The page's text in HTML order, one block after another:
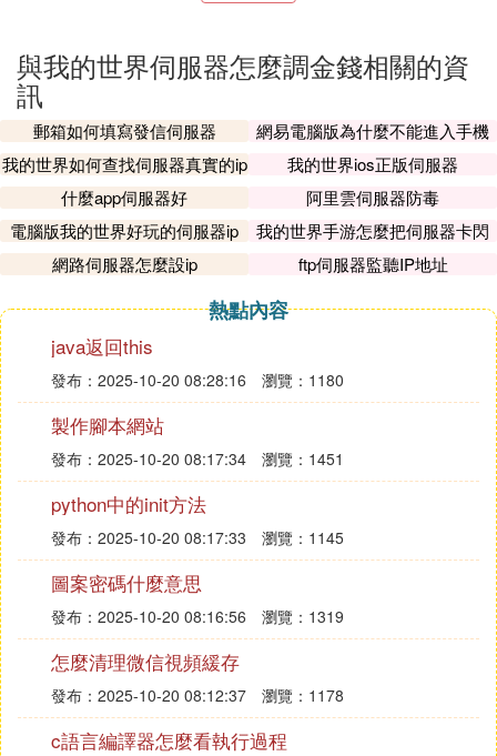
o-Board，現在最新版名字為InfoBoardReborn。
它的用法需要一些變數實現
'&5當前等級:&f<level>'
'&5當前生命:&f<health>'
'&5你的金錢:&f<money>'
'&5你的點卷:&f<playerpoints>'
'&5最大生命:&f<maxhealth>'
'&5你的延遲:&f<ping>'
'&5家的數量:&f<esshomes>'
'&5所在的租:&f<rank>'
金錢變數就是<money>
『捌』 我的世界在伺服器里怎麼刷游戲
幣，
modify money 9999999999 為目標(或自己) 增加#銅
一般能用，但是有些端不能直接加錢，那麼就拿一個
價格的物品來賣，多刷幾次就行了
.additem 47491 100
後面的數字是數量，用售賣助手設置這個物品自動
賣，一次能刷3000多g
『玖』 我的世界伺服器怎麼給自己點券
我的世界怎麼充值點券，這里感興趣的小夥伴一起來
看看吧。
與我的世界伺服器怎麼調金錢相關的資
訊
郵箱如何填寫發信伺服器
網易電腦版為什麼不能進入手機
伺服器
我的世界如何查找伺服器真實的ip
我的世界ios正版伺服器
什麼app伺服器好
阿里雲伺服器防毒
電腦版我的世界好玩的伺服器ip
我的世界手游怎麼把伺服器卡閃
退
網路伺服器怎麼設ip ftp伺服器監聽IP地址
熱點內容
java返回this
發布：2025-10-20 08:28:16 瀏覽：1180
製作腳本網站
發布：2025-10-20 08:17:34 瀏覽：1451
python中的init方法
發布：2025-10-20 08:17:33 瀏覽：1145
圖案密碼什麼意思
發布：2025-10-20 08:16:56 瀏覽：1319
怎麼清理微信視頻緩存
發布：2025-10-20 08:12:37 瀏覽：1178
c語言編譯器怎麼看執行過程